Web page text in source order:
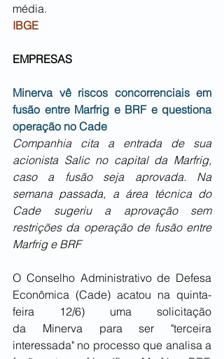
média.
IBGE
EMPRESAS
Minerva vê riscos concorrenciais em
fusão entre Marfrig e BRF e questiona
operação no Cade
Companhia cita a entrada de sua
acionista Salic no capital da Marfrig,
caso a fusão seja aprovada. Na
semana passada, a área técnica do
Cade sugeriu a aprovação sem
restrições da operação de fusão entre
Marfrig e BRF
O Conselho Administrativo de Defesa
Econômica (Cade) acatou na quinta-
feira 12/6) uma solicitação
da Minerva para ser "terceira
interessada" no processo que analisa a